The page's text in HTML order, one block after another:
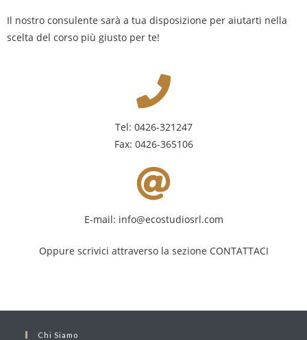
Il nostro consulente sarà a tua disposizione per aiutarti nella
scelta del corso più giusto per te!
Tel: 0426-321247
Fax: 0426-365106
E-mail: info@ecostudiosrl.com
Oppure scrivici attraverso la sezione CONTATTACI
Chi Siamo